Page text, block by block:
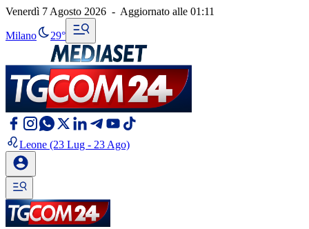
Venerdì 7 Agosto 2026 - Aggiornato alle 01:11
Milano 29°
Leone (23 Lug - 23 Ago)